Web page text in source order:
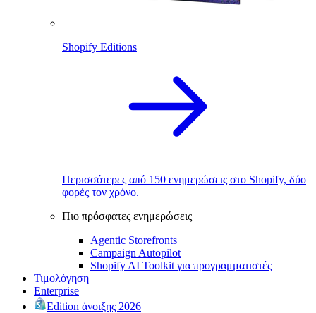
Shopify Editions
Περισσότερες από 150 ενημερώσεις στο Shopify, δύο
φορές τον χρόνο.
Πιο πρόσφατες ενημερώσεις
Agentic Storefronts
Campaign Autopilot
Shopify AI Toolkit για προγραμματιστές
Τιμολόγηση
Enterprise
Edition άνοιξης 2026